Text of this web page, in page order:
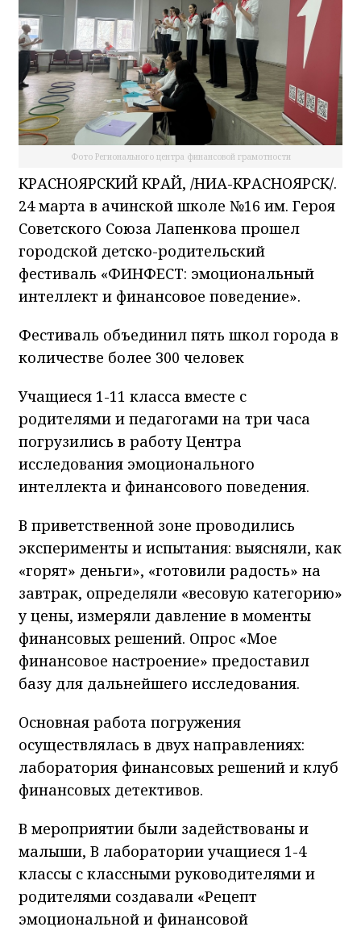
Фото Регионального центра финансовой грамотности
КРАСНОЯРСКИЙ КРАЙ, /НИА-КРАСНОЯРСК/.
24 марта в ачинской школе №16 им. Героя
Советского Союза Лапенкова прошел
городской детско-родительский
фестиваль «ФИНФЕСТ: эмоциональный
интеллект и финансовое поведение».
Фестиваль объединил пять школ города в
количестве более 300 человек
Учащиеся 1-11 класса вместе с
родителями и педагогами на три часа
погрузились в работу Центра
исследования эмоционального
интеллекта и финансового поведения.
В приветственной зоне проводились
эксперименты и испытания: выясняли, как
«горят» деньги», «готовили радость» на
завтрак, определяли «весовую категорию»
у цены, измеряли давление в моменты
финансовых решений. Опрос «Мое
финансовое настроение» предоставил
базу для дальнейшего исследования.
Основная работа погружения
осуществлялась в двух направлениях:
лаборатория финансовых решений и клуб
финансовых детективов.
В мероприятии были задействованы и
малыши, В лаборатории учащиеся 1-4
классы с классными руководителями и
родителями создавали «Рецепт
эмоциональной и финансовой